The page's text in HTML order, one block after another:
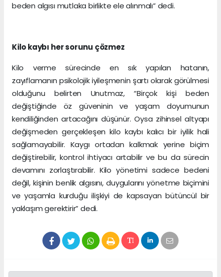
beden algısı mutlaka birlikte ele alınmalı” dedi.
Kilo kaybı her sorunu çözmez
Kilo verme sürecinde en sık yapılan hatanın,
zayıflamanın psikolojik iyileşmenin şartı olarak görülmesi
olduğunu belirten Unutmaz, “Birçok kişi beden
değiştiğinde öz güveninin ve yaşam doyumunun
kendiliğinden artacağını düşünür. Oysa zihinsel altyapı
değişmeden gerçekleşen kilo kaybı kalıcı bir iyilik hali
sağlamayabilir. Kaygı ortadan kalkmak yerine biçim
değiştirebilir, kontrol ihtiyacı artabilir ve bu da sürecin
devamını zorlaştırabilir. Kilo yönetimi sadece bedeni
değil, kişinin benlik algısını, duygularını yönetme biçimini
ve yaşamla kurduğu ilişkiyi de kapsayan bütüncül bir
yaklaşım gerektirir” dedi.